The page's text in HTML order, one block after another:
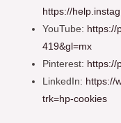
https://
YouTube: https://
419&gl=mx
Pinterest: https://
LinkedIn: https://
trk=hp-cookies